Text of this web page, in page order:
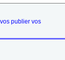
publier vos